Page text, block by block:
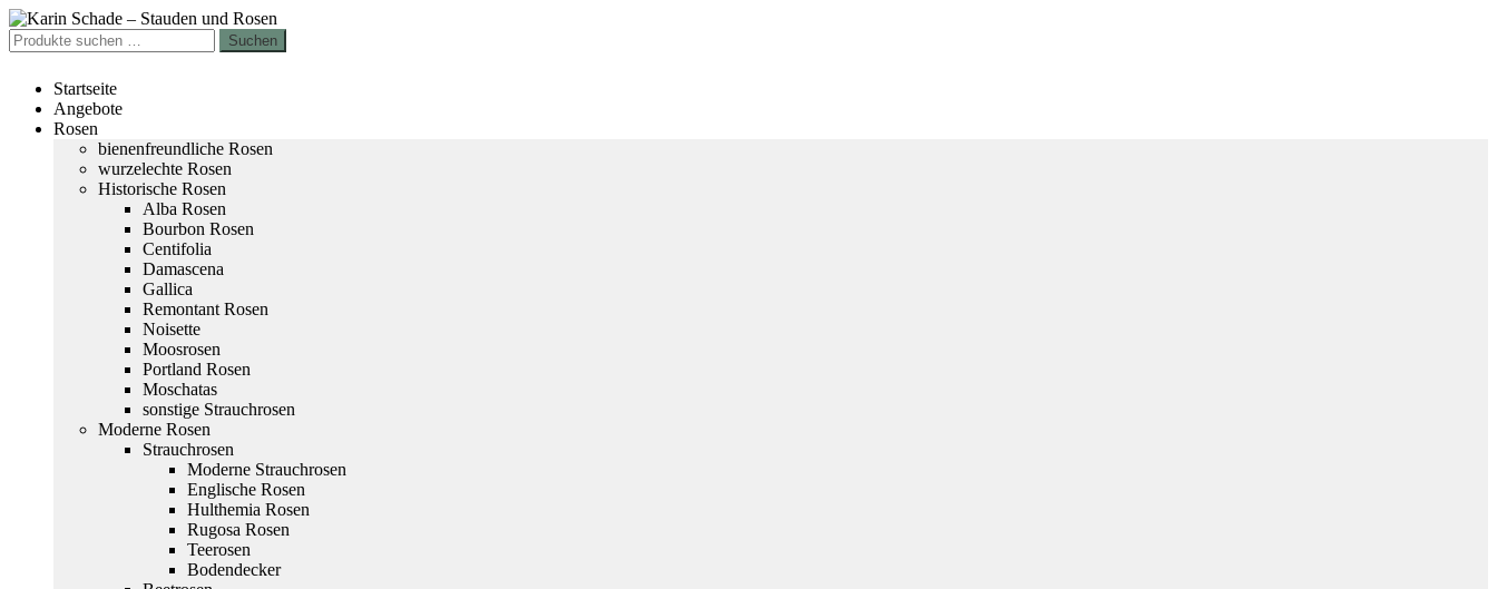
Zur
Navigation
springen
Zum
Inhalt
springen
Suchen
nach:
Suchen
Startseite
Angebote
Rosen
bienenfreundliche Rosen
wurzelechte Rosen
Historische Rosen
Alba Rosen
Bourbon Rosen
Centifolia
Damascena
Gallica
Remontant Rosen
Noisette
Moosrosen
Portland Rosen
Moschatas
sonstige Strauchrosen
Moderne Rosen
Strauchrosen
Moderne Strauchrosen
Englische Rosen
Hulthemia Rosen
Rugosa Rosen
Teerosen
Bodendecker